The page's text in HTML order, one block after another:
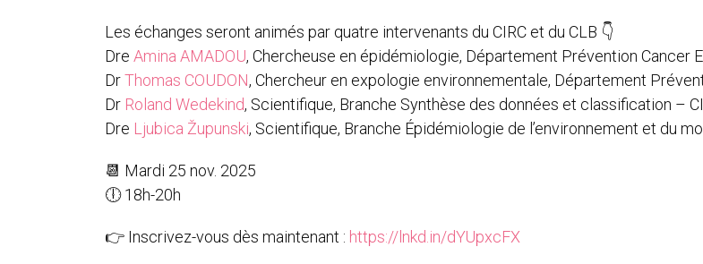
Les échanges seront animés par quatre intervenants du CIRC et du CLB 👇
Dre Amina AMADOU, Chercheuse en épidémiologie, Département Prévention Cancer
DrThomas COUDON, Chercheur en expologie environnementale, Département
Dr Roland Wedekind, Scientifique, Branche Synthèse des données et classification –
Dre Ljubica Župunski, Scientifique, Branche Épidémiologie de l’environnement et du
📆 Mardi 25 nov. 2025
🕕 18h-20h
👉 Inscrivez-vous dès maintenant : https://lnkd.in/dYUpxcFX